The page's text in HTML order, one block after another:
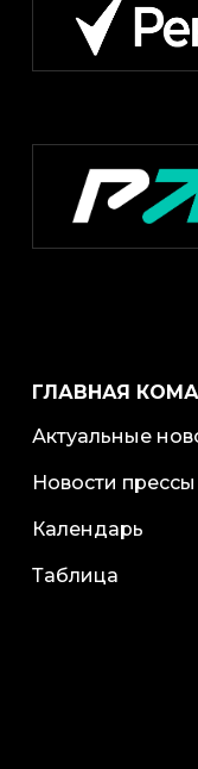
ГЛАВНАЯ
Актуальные
Новости прессы
Календарь
Таблица